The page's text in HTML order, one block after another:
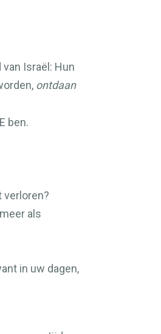
Israël: Hun
ontdaan
ben.
verloren?
als
in uw dagen,